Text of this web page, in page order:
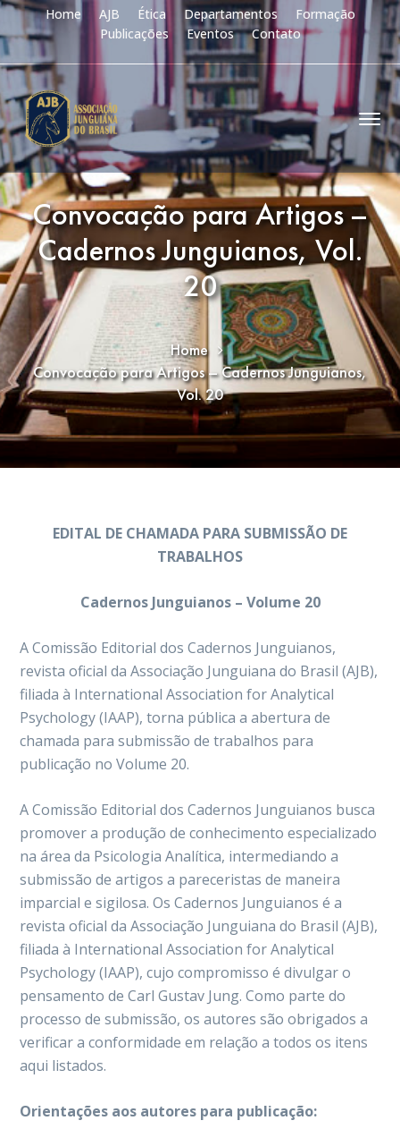
Home AJB Ética Departamentos
Formação
Publicações
Eventos Contato
Convocação para Artigos –
Cadernos Junguianos, Vol.
20
Home
Convocação para Artigos – Cadernos Junguianos,
Vol. 20
EDITAL DE CHAMADA PARA SUBMISSÃO DE
TRABALHOS
Cadernos Junguianos – Volume 20
A Comissão Editorial dos Cadernos Junguianos,
revista oficial da Associação Junguiana do Brasil (AJB),
filiada à International Association for Analytical
Psychology (IAAP), torna pública a abertura de
chamada para submissão de trabalhos para
publicação no Volume 20.
A Comissão Editorial dos Cadernos Junguianos busca
promover a produção de conhecimento especializado
na área da Psicologia Analítica, intermediando a
submissão de artigos a pareceristas de maneira
imparcial e sigilosa. Os Cadernos Junguianos é a
revista oficial da Associação Junguiana do Brasil (AJB),
filiada à International Association for Analytical
Psychology (IAAP), cujo compromisso é divulgar o
pensamento de Carl Gustav Jung. Como parte do
processo de submissão, os autores são obrigados a
verificar a conformidade em relação a todos os itens
aqui listados.
Orientações aos autores para publicação: